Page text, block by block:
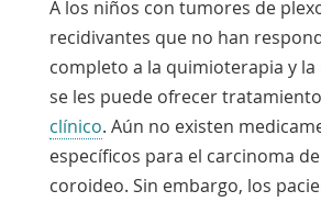
A los niños con tumores de
recidivantes que no han
completo a la quimioterapia y
se les puede ofrecer
clínico. Aún no existen
específicos para el carcinoma
coroideo. Sin embargo, los